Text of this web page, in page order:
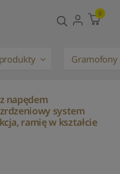
0
Gramofony
napędem
system
ramię w kształcie
Opinie
(0)